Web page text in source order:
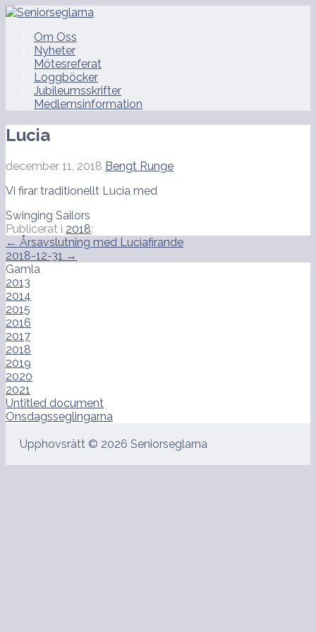
Hoppa
innehållOm Oss
Nyheter
Mötesreferat
Loggböcker
Jubileumsskrifter
Medlemsinformation
Lucia
december 11, 2018 Bengt Runge
Vi firar traditionellt Lucia med
Swinging Sailors
Publicerat i 2018:
Inläggsnavigering
← Årsavslutning med Luciafirande
2018-12-31 →
Gamla
2013
2014
2015
2016
2017
2018
2019
2020
2021
Untitled document
Onsdagsseglingarna
Upphovsrätt © 2026 Seniorseglarna